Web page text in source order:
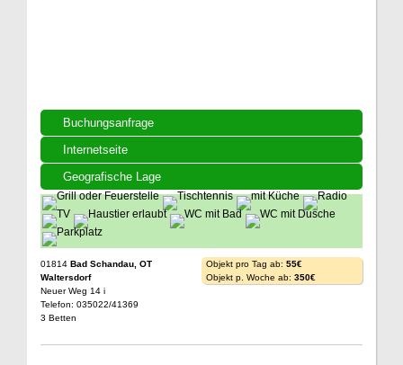
Buchungsanfrage
Internetseite
Geografische Lage
01814 Bad Schandau, OT
Waltersdorf
Neuer Weg 14 i
Telefon: 035022/41369
3 Betten
Objekt pro Tag ab: 55€
Objekt p. Woche ab: 350€